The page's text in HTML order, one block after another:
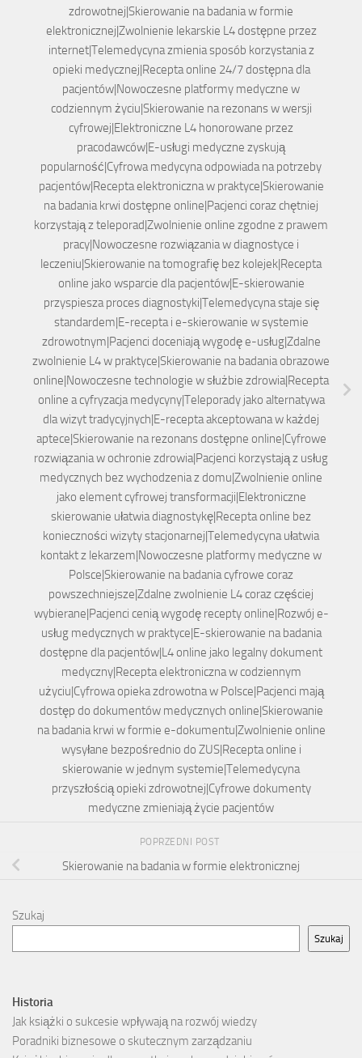
zdrowotnej|Skierowanie na badania w formie
elektronicznej|Zwolnienie lekarskie L4 dostępne przez
internet|Telemedycyna zmienia sposób korzystania z
opieki medycznej|Recepta online 24/7 dostępna dla
pacjentów|Nowoczesne platformy medyczne w
codziennym życiu|Skierowanie na rezonans w wersji
cyfrowej|Elektroniczne L4 honorowane przez
pracodawców|E-usługi medyczne zyskują
popularność|Cyfrowa medycyna odpowiada na potrzeby
pacjentów|Recepta elektroniczna w praktyce|Skierowanie
na badania krwi dostępne online|Pacjenci coraz chętniej
korzystają z teleporad|Zwolnienie online zgodne z prawem
pracy|Nowoczesne rozwiązania w diagnostyce i
leczeniu|Skierowanie na tomografię bez kolejek|Recepta
online jako wsparcie dla pacjentów|E-skierowanie
przyspiesza proces diagnostyki|Telemedycyna staje się
standardem|E-recepta i e-skierowanie w systemie
zdrowotnym|Pacjenci doceniają wygodę e-usług|Zdalne
zwolnienie L4 w praktyce|Skierowanie na badania obrazowe
online|Nowoczesne technologie w służbie zdrowia|Recepta
online a cyfryzacja medycyny|Teleporady jako alternatywa
dla wizyt tradycyjnych|E-recepta akceptowana w każdej
aptece|Skierowanie na rezonans dostępne online|Cyfrowe
rozwiązania w ochronie zdrowia|Pacjenci korzystają z usług
medycznych bez wychodzenia z domu|Zwolnienie online
jako element cyfrowej transformacji|Elektroniczne
skierowanie ułatwia diagnostykę|Recepta online bez
konieczności wizyty stacjonarnej|Telemedycyna ułatwia
kontakt z lekarzem|Nowoczesne platformy medyczne w
Polsce|Skierowanie na badania cyfrowe coraz
powszechniejsze|Zdalne zwolnienie L4 coraz częściej
wybierane|Pacjenci cenią wygodę recepty online|Rozwój e-
usług medycznych w praktyce|E-skierowanie na badania
dostępne dla pacjentów|L4 online jako legalny dokument
medyczny|Recepta elektroniczna w codziennym
użyciu|Cyfrowa opieka zdrowotna w Polsce|Pacjenci mają
dostęp do dokumentów medycznych online|Skierowanie
na badania krwi w formie e-dokumentu|Zwolnienie online
wysyłane bezpośrednio do ZUS|Recepta online i
skierowanie w jednym systemie|Telemedycyna
przyszłością opieki zdrowotnej|Cyfrowe dokumenty
medyczne zmieniają życie pacjentów
POPRZEDNI POST
Skierowanie na badania w formie elektronicznej
Szukaj
Szukaj
Historia
Jak książki o sukcesie wpływają na rozwój wiedzy
Poradniki biznesowe o skutecznym zarządzaniu